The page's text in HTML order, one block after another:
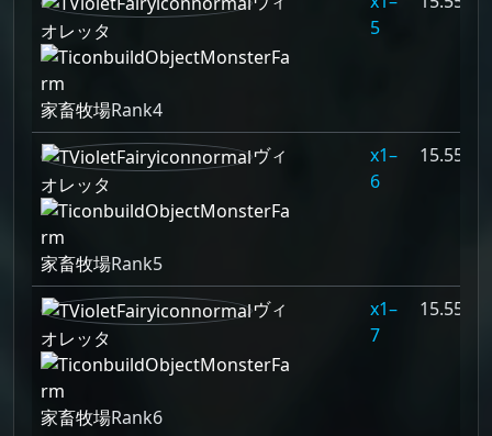
オレッタ
家畜牧場Rank4
5
ヴィ
オレッタ
家畜牧場Rank5
1–
6
15.556%
ヴィ
オレッタ
家畜牧場Rank6
1–
7
15.556%